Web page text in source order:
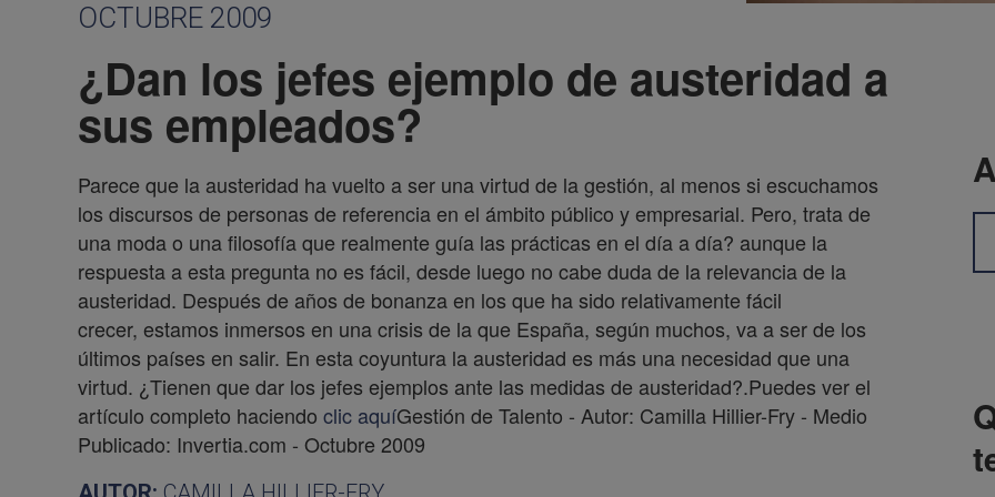
OCTUBRE 2009
¿Dan los jefes ejemplo de austeridad a
sus empleados?
Parece que la austeridad ha vuelto a ser una virtud de la gestión, al menos si escuchamos
los discursos de personas de referencia en el ámbito público y empresarial. Pero, trata de
una moda o una filosofía que realmente guía las prácticas en el día a día? aunque la
respuesta a esta pregunta no es fácil, desde luego no cabe duda de la relevancia de la
austeridad. Después de años de bonanza en los que ha sido relativamente fácil
crecer, estamos inmersos en una crisis de la que España, según muchos, va a ser de los
últimos países en salir. En esta coyuntura la austeridad es más una necesidad que una
virtud. ¿Tienen que dar los jefes ejemplos ante las medidas de austeridad?.Puedes ver el
artículo completo haciendo clic aquíGestión de Talento - Autor: Camilla Hillier-Fry - Medio
Publicado: Invertia.com - Octubre 2009